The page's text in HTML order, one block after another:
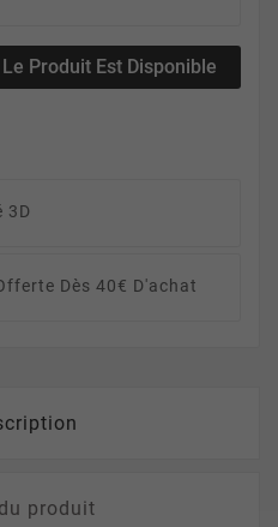
Produit Est Disponible
3D
Dès 40€ D'achat
produit